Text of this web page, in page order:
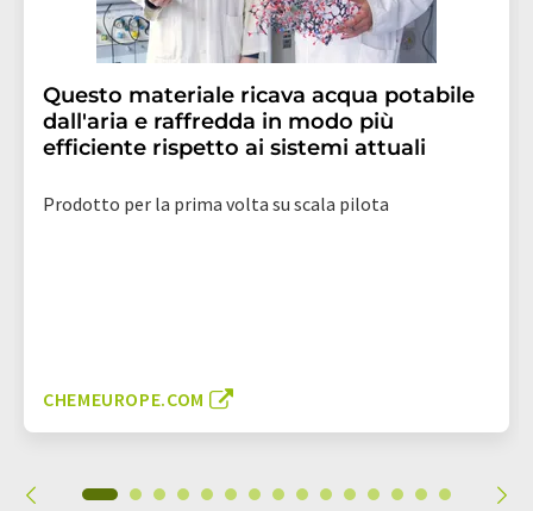
Questo materiale ricava acqua potabile
dall'aria e raffredda in modo più
efficiente rispetto ai sistemi attuali
Prodotto per la prima volta su scala pilota
CHEMEUROPE.COM